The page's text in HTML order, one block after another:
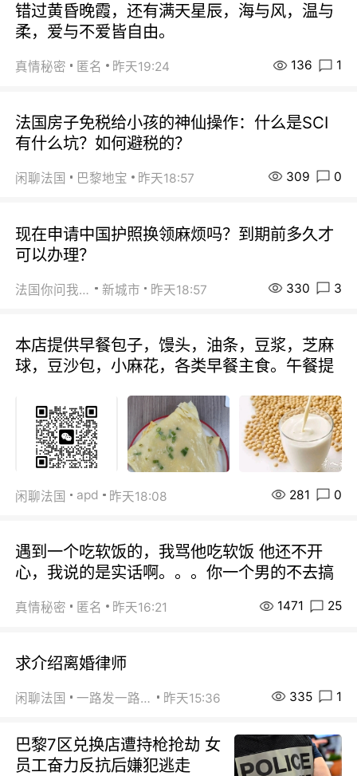
错过黄昏晚霞，还有满天星辰，海与风，温与
柔，爱与不爱皆自由。
真情秘密 匿名 昨天19:24 136 1
法国房子免税给小孩的神仙操作：什么是SCI
有什么坑？如何避税的？
闲聊法国 巴黎地宝 昨天18:57 309 0
现在申请中国护照换领麻烦吗？到期前多久才
可以办理？
法国你问我答 新城市 昨天18:57 330 3
本店提供早餐包子，馒头，油条，豆浆，芝麻
球，豆沙包，小麻花，各类早餐主食。午餐提
闲聊法国 apd 昨天18:08 281 0
遇到一个吃软饭的，我骂他吃软饭 他还不开
心，我说的是实话啊。。。你一个男的不去搞
真情秘密 匿名 昨天16:21 1471 25
求介绍离婚律师
闲聊法国 一路发一路发 昨天15:36 335 1
巴黎7区兑换店遭持枪抢劫 女
员工奋力反抗后嫌犯逃走